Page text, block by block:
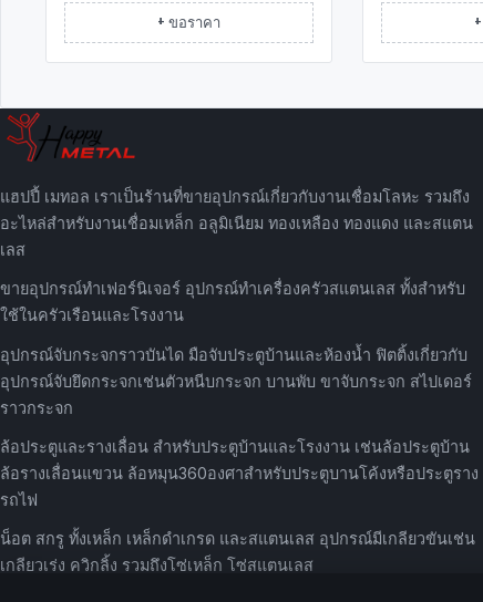
+ ขอราคา
แฮปปี้ เมทอล เราเป็นร้านที่ขายอุปกรณ์เกี่ยวกับงานเชื่อมโลหะ รวมถึง
อะไหล่สำหรับงานเชื่อมเหล็ก อลูมิเนียม ทองเหลือง ทองแดง และสแตน
เลส
ขายอุปกรณ์ทำเฟอร์นิเจอร์ อุปกรณ์ทำเครื่องครัวสแตนเลส ทั้งสำหรับ
ใช้ในครัวเรือนและโรงงาน
อุปกรณ์จับกระจกราวบันได มือจับประตูบ้านและห้องน้ำ ฟิตติ้งเกี่ยวกับ
อุปกรณ์จับยึดกระจกเช่นตัวหนีบกระจก บานพับ ขาจับกระจก สไปเดอร์
ราวกระจก
ล้อประตูและรางเลื่อน สำหรับประตูบ้านและโรงงาน เช่นล้อประตูบ้าน
ล้อรางเลื่อนแขวน ล้อหมุน360องศาสำหรับประตูบานโค้งหรือประตูราง
รถไฟ
น็อต สกรู ทั้งเหล็ก เหล็กดำเกรด และสแตนเลส อุปกรณ์มีเกลียวขันเช่น
เกลียวเร่ง ควิกลิ้ง รวมถึงโซ่เหล็ก โซ่สแตนเลส